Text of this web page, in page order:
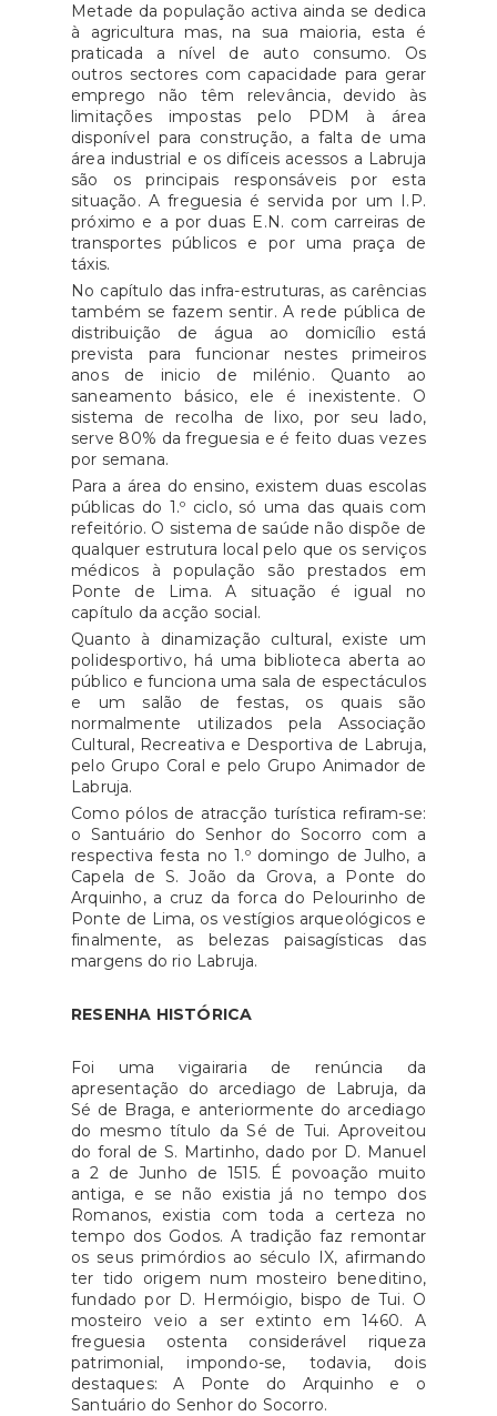
Metade da população activa ainda se dedica
à agricultura mas, na sua maioria, esta é
praticada a nível de auto consumo. Os
outros sectores com capacidade para gerar
emprego não têm relevância, devido às
limitações impostas pelo PDM à área
disponível para construção, a falta de uma
área industrial e os difíceis acessos a Labruja
são os principais responsáveis por esta
situação. A freguesia é servida por um I.P.
próximo e a por duas E.N. com carreiras de
transportes públicos e por uma praça de
táxis.
No capítulo das infra-estruturas, as carências
também se fazem sentir. A rede pública de
distribuição de água ao domicílio está
prevista para funcionar nestes primeiros
anos de inicio de milénio. Quanto ao
saneamento básico, ele é inexistente. O
sistema de recolha de lixo, por seu lado,
serve 80% da freguesia e é feito duas vezes
por semana.
Para a área do ensino, existem duas escolas
públicas do 1.º ciclo, só uma das quais com
refeitório. O sistema de saúde não dispõe de
qualquer estrutura local pelo que os serviços
médicos à população são prestados em
Ponte de Lima. A situação é igual no
capítulo da acção social.
Quanto à dinamização cultural, existe um
polidesportivo, há uma biblioteca aberta ao
público e funciona uma sala de espectáculos
e um salão de festas, os quais são
normalmente utilizados pela Associação
Cultural, Recreativa e Desportiva de Labruja,
pelo Grupo Coral e pelo Grupo Animador de
Labruja.
Como pólos de atracção turística refiram-se:
o Santuário do Senhor do Socorro com a
respectiva festa no 1.º domingo de Julho, a
Capela de S. João da Grova, a Ponte do
Arquinho, a cruz da forca do Pelourinho de
Ponte de Lima, os vestígios arqueológicos e
finalmente, as belezas paisagísticas das
margens do rio Labruja.
RESENHA HISTÓRICA
Foi uma vigairaria de renúncia da
apresentação do arcediago de Labruja, da
Sé de Braga, e anteriormente do arcediago
do mesmo título da Sé de Tui. Aproveitou
do foral de S. Martinho, dado por D. Manuel
a 2 de Junho de 1515. É povoação muito
antiga, e se não existia já no tempo dos
Romanos, existia com toda a certeza no
tempo dos Godos. A tradição faz remontar
os seus primórdios ao século IX, afirmando
ter tido origem num mosteiro beneditino,
fundado por D. Hermóigio, bispo de Tui. O
mosteiro veio a ser extinto em 1460. A
freguesia ostenta considerável riqueza
patrimonial, impondo-se, todavia, dois
destaques: A Ponte do Arquinho e o
Santuário do Senhor do Socorro.